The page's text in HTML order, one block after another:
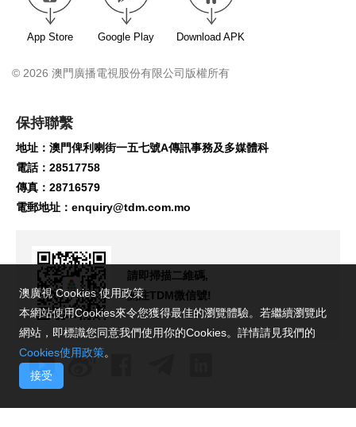
App Store Google Play Download APK
© 2026 澳門廣播電視股份有限公司版權所有
保持聯繫
地址：澳門俾利喇街一五七號A傳訊事務及多媒體科
電話：28517758
傳真：28716579
電郵地址： enquiry@tdm.com.mo
請即掃描二維碼,
關注TDM微信號!
澳廣視 Cookies 使用政策
本網站使用Cookies來令您獲得最佳的瀏覽體驗。若繼續瀏覽此
網站，即標識您同意我們使用你的Cookies。詳情請見我們的
Cookies使用政策。
接受